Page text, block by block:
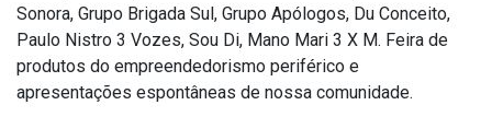
Sonora, Grupo Brigada Sul, Grupo Apólogos, Du Conceito,
Paulo Nistro 3 Vozes, Sou Di, Mano Mari 3 X M. Feira de
produtos do empreendedorismo periférico e
apresentações espontâneas de nossa comunidade.